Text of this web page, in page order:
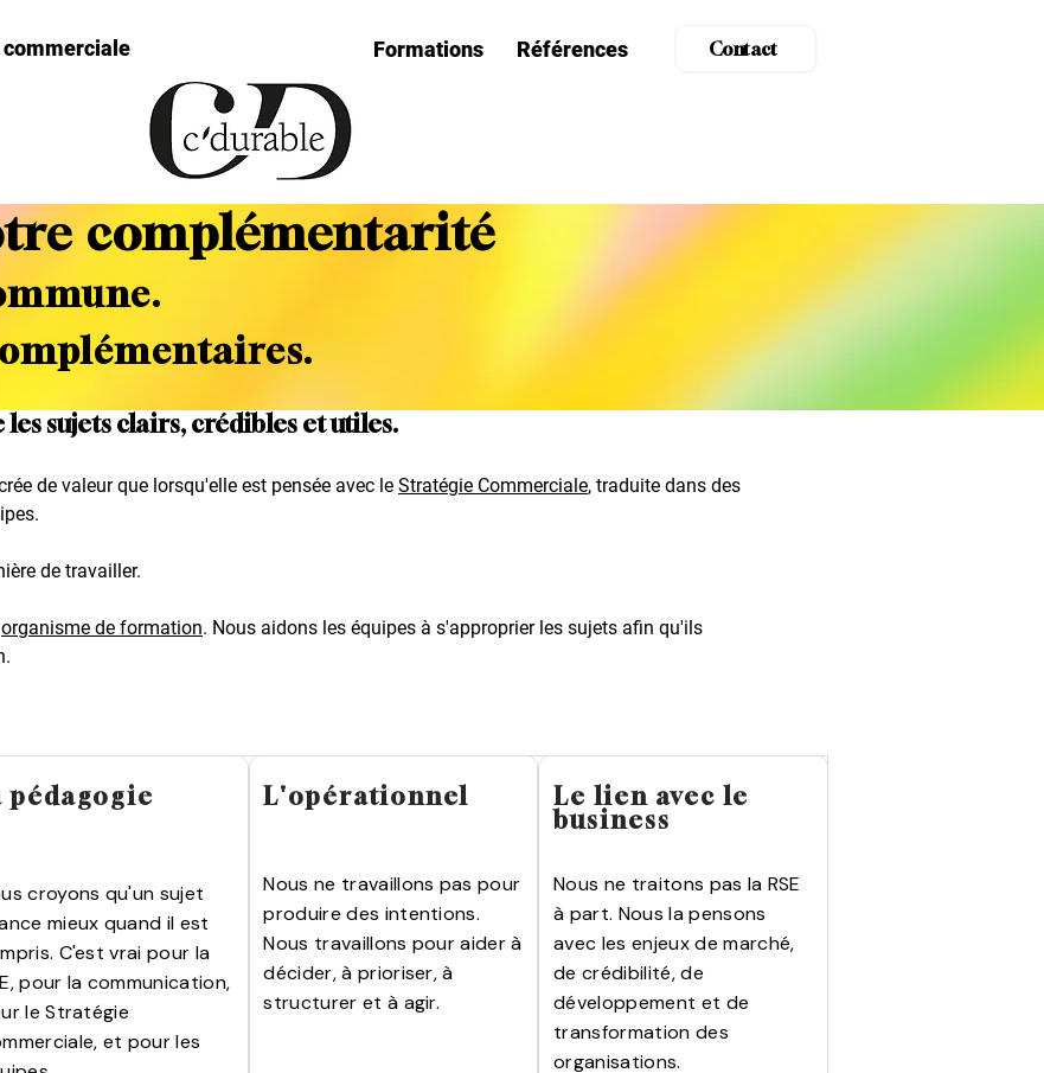
Formations Références Contact
complémentarité
sujets clairs, crédibles et utiles.
de valeur que lorsqu'elle est pensée avec le Stratégie Commerciale, traduite dans des
de travailler.
organisme de formation. Nous aidons les équipes à s'approprier les sujets afin qu'ils
pédagogie
croyons qu'un sujet
mieux quand il est
C'est vrai pour la
pour la communication,
le Stratégie
et pour les
L'opérationnel
Nous ne travaillons pas pour
produire des intentions.
Nous travaillons pour aider à
décider, à prioriser, à
structurer et à agir.
Le lien avec le
business
Nous ne traitons pas la RSE
à part. Nous la pensons
avec les enjeux de marché,
de crédibilité, de
développement et de
transformation des
organisations.